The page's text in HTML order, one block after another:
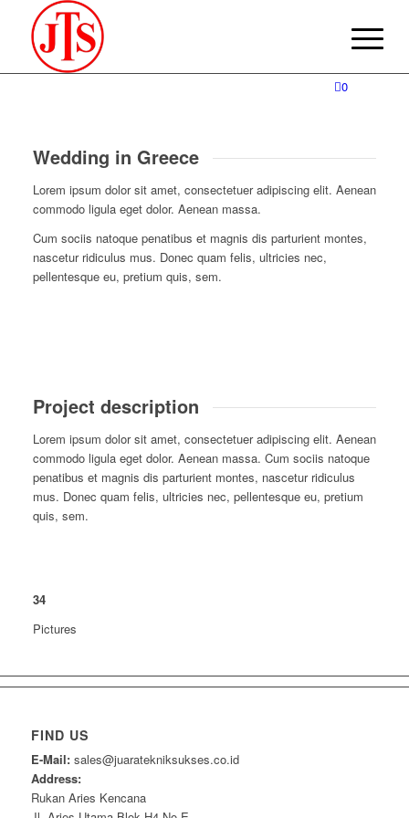
0
Wedding in Greece
Lorem ipsum dolor sit amet, consectetuer adipiscing elit. Aenean
commodo ligula eget dolor. Aenean massa.
Cum sociis natoque penatibus et magnis dis parturient montes,
nascetur ridiculus mus. Donec quam felis, ultricies nec,
pellentesque eu, pretium quis, sem.
Project description
Lorem ipsum dolor sit amet, consectetuer adipiscing elit. Aenean
commodo ligula eget dolor. Aenean massa. Cum sociis natoque
penatibus et magnis dis parturient montes, nascetur ridiculus
mus. Donec quam felis, ultricies nec, pellentesque eu, pretium
quis, sem.
34
Pictures
FIND US
E-Mail:sales@juaratekniksukses.co.id
Address:
Rukan Aries Kencana